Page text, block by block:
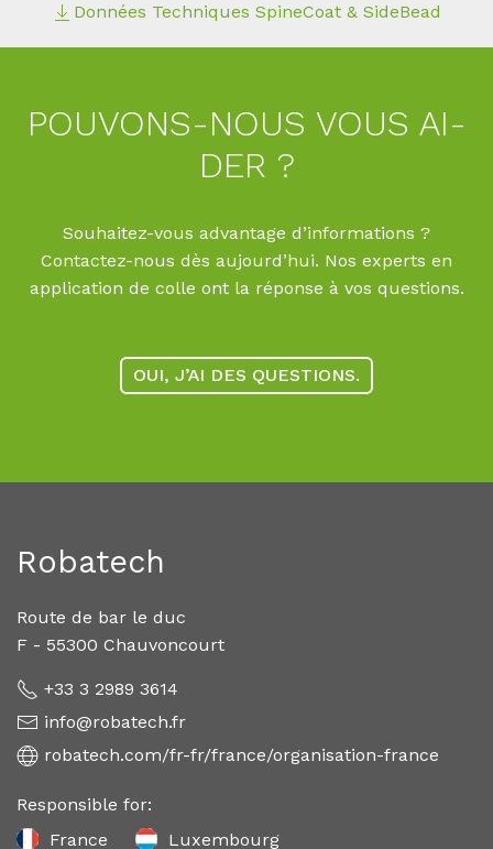
Données Techniques SpineCoat & SideBead
POU­VONS-NOUS VOUS AI­
DER ?
Souhaitez-vous advantage d’informations ?
Contactez-nous dès aujourd’hui. Nos experts en
application de colle ont la réponse à vos questions.
OUI, J’AI DES QUESTIONS.
Robatech
Route de bar le duc
F - 55300 Chauvoncourt
+33 3 2989 3614
info@robatech.fr
robatech.com/fr-fr/france/organisation-france
Responsible for:
France
Luxembourg